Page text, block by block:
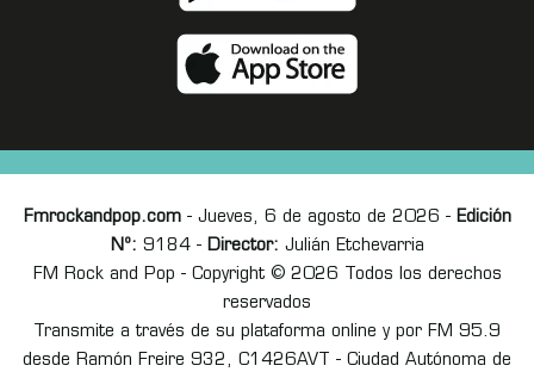
Fmrockandpop.com- Jueves, 6 de agosto de 2026 - Edición
Nº: 9184 - Director: Julián Etchevarria
FM Rock and Pop - Copyright © 2026 Todos los derechos
reservados
Transmite a través de su plataforma online y por FM 95.9
desde Ramón Freire 932, C1426AVT - Ciudad Autónoma de